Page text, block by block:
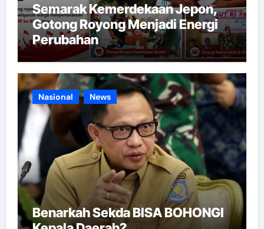
Semarak Kemerdekaan Jepon,
Gotong Royong Menjadi Energi
Perubahan
Nasional News
Benarkah Sekda BISA BOHONGI